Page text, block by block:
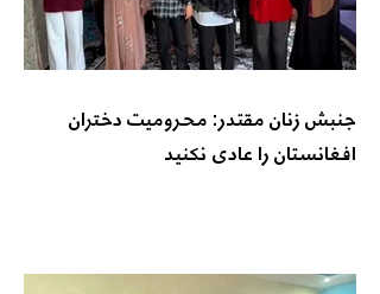
جنبش زنان مقتدر: محرومیت دختران
افغانستان را عادی نکنید